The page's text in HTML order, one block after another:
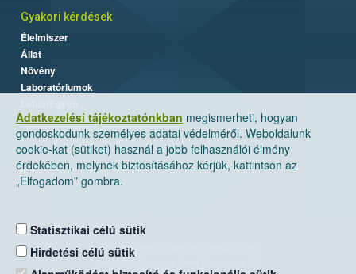
Adatkezelési tájékoztatónkban megismerheti, hogyan
gondoskodunk személyes adatai védelméről. Weboldalunk
cookie-kat (sütiket) használ a jobb felhasználói élmény
érdekében, melynek biztosításához kérjük, kattintson az
„Elfogadom” gombra.
Statisztikai célú sütik
Hirdetési célú sütik
Gyakori kérdések
Élelmiszer
Állat
Növény
Laboratóriumok
Nemzeti Élelmiszerlánc-biztonsági Hivatal